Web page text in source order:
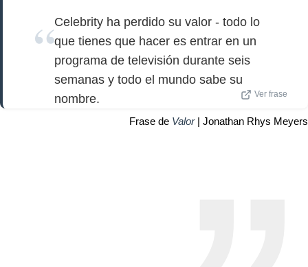
Celebrity ha perdido su valor - todo lo
que tienes que hacer es entrar en un
programa de televisión durante seis
semanas y todo el mundo sabe su
nombre.
Ver frase
Frase de Valor| Jonathan Rhys Meyers